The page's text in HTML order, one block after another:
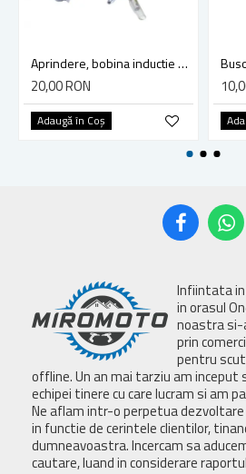
Aprindere, bobina inductie motocoasa chinezeasca TL43 TL 52, Ruris Dac 210, Dac 310
20,00 RON
Adaugă în Coş
Infiintata in
in orasul
noastra
prin
pentru
offline. Un an mai tarziu am
echipei tinere cu care lucram si am
Ne aflam intr-o perpetua
in functie de cerintele clientilor,
dumneavoastra. Incercam sa
cautare, luand in considerare